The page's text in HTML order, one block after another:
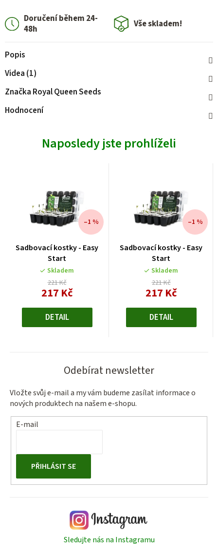
Doručení během 24-
48h
Vše skladem!
Popis
Videa (1)
Značka Royal Queen Seeds
Hodnocení
Naposledy jste prohlíželi
Sadbovací kostky - Easy
Start
Skladem
221 Kč
–1 %
217 KčMěrná
DETAIL
Sadbovací kostky - Easy
Start
Skladem
221 Kč
–1 %
217 KčMěrná
DETAIL
Odebírat newsletter
Vložte svůj e-mail a my vám budeme zasílat informace o
nových produktech na našem e-shopu.
E-mail
PŘIHLÁSIT SE
Sledujte nás na Instagramu